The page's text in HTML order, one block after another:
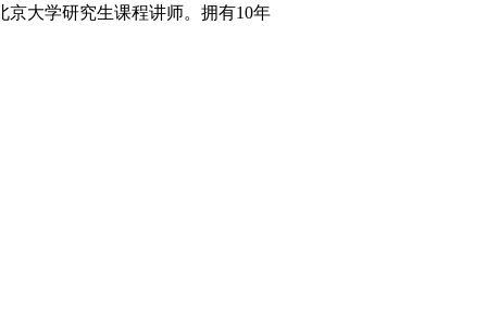
大学研究生课程讲师。拥有10年